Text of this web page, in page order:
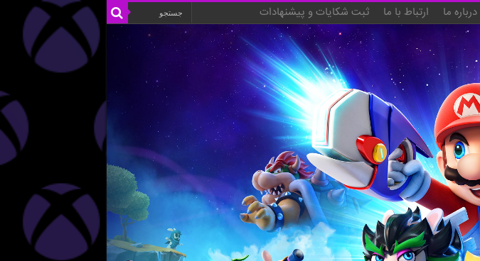
درباره ما ارتباط با ما ثبت شکایات و پیشنهادات